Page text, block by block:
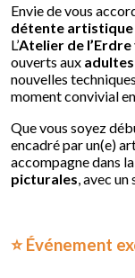
Envie de vous
détente artistique
L’Atelier de l’Erdre
ouverts aux
nouvelles
moment convivial
Que vous soyez
encadré par un(e)
accompagne dans la
picturales , avec
⭐ Événement